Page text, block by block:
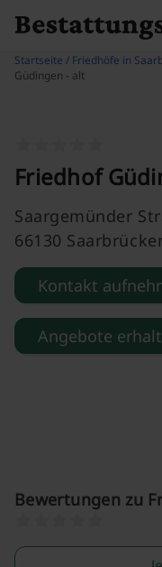
Startseite / Friedhöfe in
Güdingen - alt
Friedhof
Saargemünder
66130
Kontakt
Angebote
Bewertungen zu